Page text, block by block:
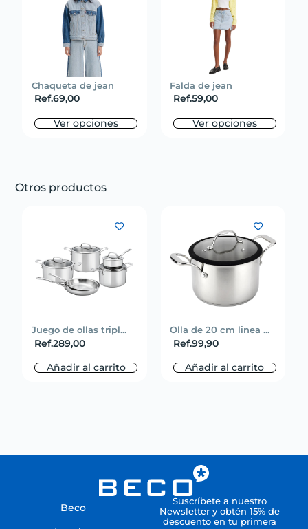
Chaqueta de jean
Ref.69,00
Ver opciones
Falda de jean
Ref.59,00
Ver opciones
Otros productos
Juego de ollas tripl...
Ref.289,00
Añadir al carrito
Olla de 20 cm linea ...
Ref.99,90
Añadir al carrito
Beco
Suscríbete a nuestro
Newsletter y obtén 15% de
descuento en tu primera